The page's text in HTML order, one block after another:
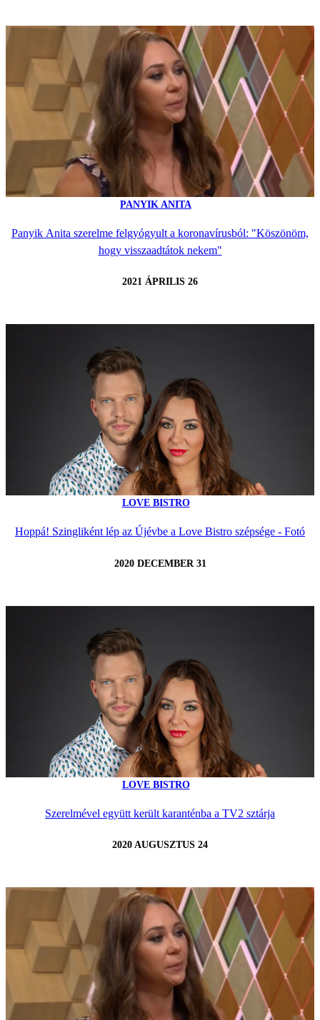
PANYIK ANITA
Panyik Anita szerelme felgyógyult a koronavírusból: "Köszönöm,
hogy visszaadtátok nekem"
2021 ÁPRILIS 26
LOVE BISTRO
Hoppá! Szingliként lép az Újévbe a Love Bistro szépsége - Fotó
2020 DECEMBER 31
LOVE BISTRO
Szerelmével együtt került karanténba a TV2 sztárja
2020 AUGUSZTUS 24